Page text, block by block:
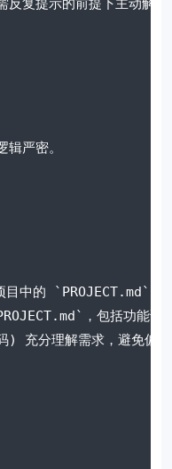
反复提示的前提下主动解
严密。
中的 `PROJECT.md` 文
，包括功能说
充分理解需求，避免偏